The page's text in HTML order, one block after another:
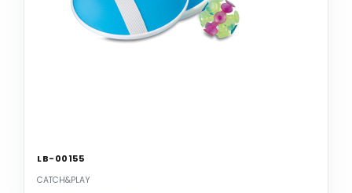
LB-00155
CATCH&PLAY